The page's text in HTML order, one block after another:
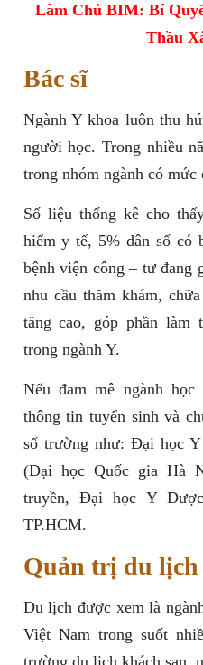
Làm Chủ BIM: Bí
Thầu
Bác sĩ
Ngành Y khoa luôn thu
người học. Trong nhiều
trong nhóm ngành có mức
Số liệu thống kê cho
hiểm y tế, 5% dân số có
bệnh viện công – tư đang
nhu cầu thăm khám,
tăng cao, góp phần làm
trong ngành Y.
Nếu đam mê ngành
thông tin tuyển sinh và
số trường như: Đại học
(Đại học Quốc gia Hà
truyền, Đại học Y
TP.HCM.
Quản trị du
Du lịch được xem là
Việt Nam trong suốt